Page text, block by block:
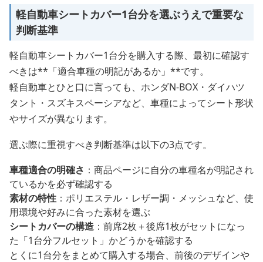
軽自動車シートカバー1台分を選ぶうえで重要な
判断基準
軽自動車シートカバー1台分を購入する際、最初に確認す
べきは**「適合車種の明記があるか」**です。
軽自動車とひと口に言っても、ホンダN-BOX・ダイハツ
タント・スズキスペーシアなど、車種によってシート形状
やサイズが異なります。
選ぶ際に重視すべき判断基準は以下の3点です。
車種適合の明確さ ：商品ページに自分の車種名が明記され
ているかを必ず確認する
素材の特性 ：ポリエステル・レザー調・メッシュなど、使
用環境や好みに合った素材を選ぶ
シートカバーの構造 ：前席2枚＋後席1枚がセットになっ
た「1台分フルセット」かどうかを確認する
とくに1台分をまとめて購入する場合、前後のデザインや